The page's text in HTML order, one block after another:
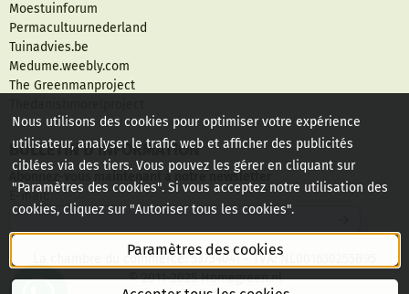
Moestuinforum
Permacultuurnederland
Tuinadvies.be
Medume.weebly.com
The Greenmanproject
BULLETIN D'INFORMATION
Abonnez-vous maintenant à notre newsletter
E-mail:Saisissez votre adresse e-mail pour la newsletter
La chambre du commerce: 53734041 - TVA: NL001630255B95
© 2011-2025 Homegreen.nl
Nous utilisons des cookies pour optimiser votre expérience
utilisateur, analyser le trafic web et afficher des publicités
ciblées via des tiers. Vous pouvez les gérer en cliquant sur
"Paramètres des cookies". Si vous acceptez notre utilisation des
cookies, cliquez sur "Autoriser tous les cookies".
Paramètres des cookies